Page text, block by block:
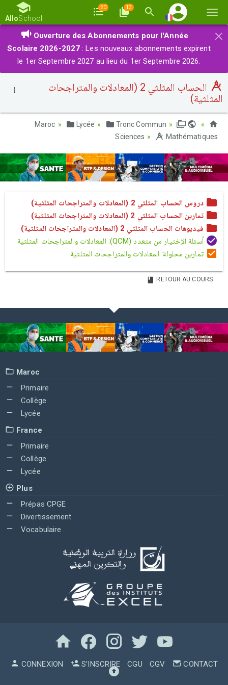
la
AlloSchool
20 13
×
Ouverture des Abonnements pour l'Année
Scolaire 2026-2027 : Les nouveaux abonnements expirent
le 1er Septembre 2027 au lieu du 1er Septembre 2026.
الحساب المثلثي 2 (المعادلات والمتراجحات
المثلثية)
Lycée
Tronc Commun
Sciences
Mathématiques
دروس الحساب المثلثي 2 (المعادلات والمتراجحات المثلثية)
تمارين الحساب المثلثي 2 (المعادلات والمتراجحات المثلثية)
فيديوهات الحساب المثلثي 2 (المعادلات والمتراجحات المثلثية)
أسئلة الإختيار من متعدد (QCM): المعادلات والمتراجحات المثلثية
تمارين محلولة: المعادلات والمتراجحات المثلثية
RETOUR AU COURS
Maroc
Primaire
Collège
Lycée
France
Primaire
Collège
Lycée
Plus
Prépas CPGE
Divertissement
Vocabulaire
CONNEXION S'INSCRIRE CGU CGV CONTACT